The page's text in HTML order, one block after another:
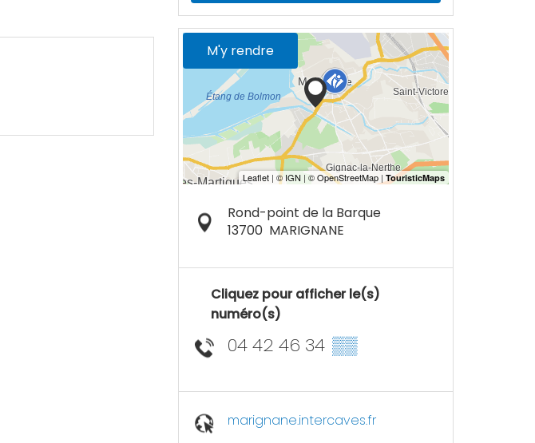
M'y rendre
Rond-point de la Barque
13700 MARIGNANE
Cliquez pour afficher le(s)
numéro(s)
04 42 46 34 ▒▒
marignane.intercaves.fr